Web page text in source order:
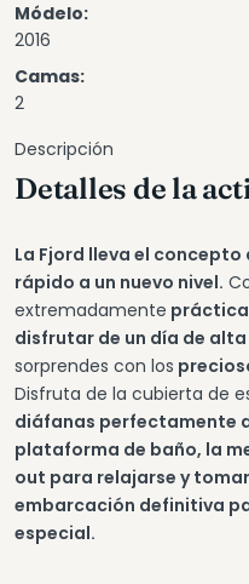
Módelo:
2016
Camas:
2
Descripción
Detalles de la
La Fjord lleva el
rápido a un nuevo nivel.
extremadamente
disfrutar de un día de
sorprendes con los
Disfruta de la cubierta de
diáfanas perfectamente
plataforma de baño, la
out para relajarse y
embarcación definitiva
especial.